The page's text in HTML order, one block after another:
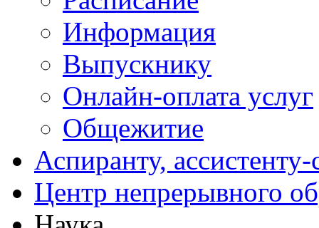
Информация
Выпускнику
Онлайн-оплата услуг
Общежитие
Аспиранту,
Центр непрерывного